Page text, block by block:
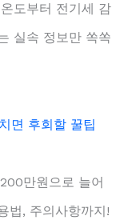
도부터 전기세 감
실속 정보만 쏙쏙
면 후회할 꿀팁
만원으로 늘어
법, 주의사항까지!